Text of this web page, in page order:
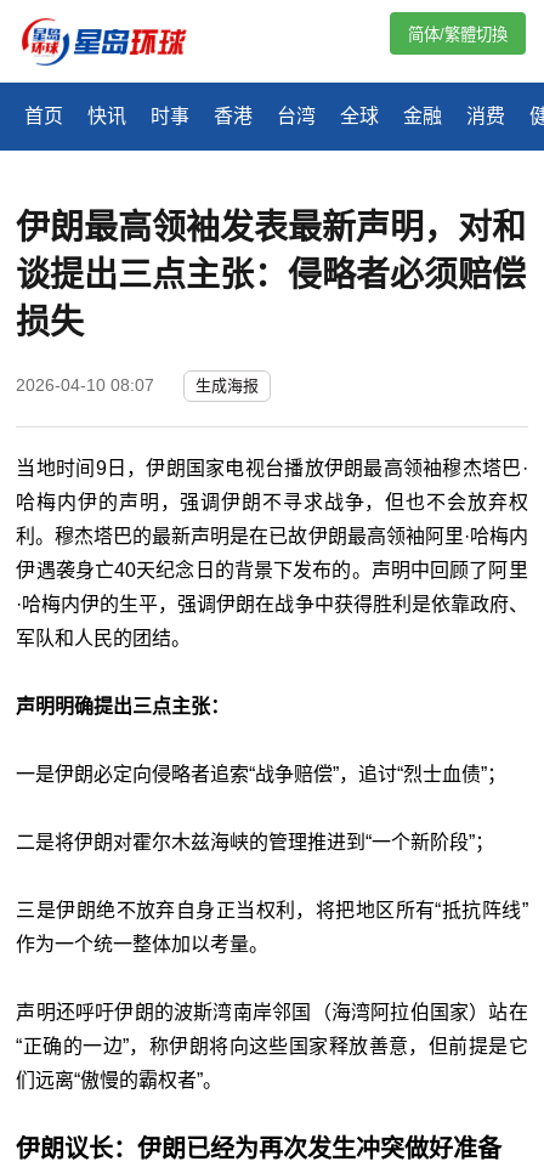
首页 快讯 时事 香港 台湾 全球 金融 消费
简体/繁體切換
伊朗最高领袖发表最新声明，对和
谈提出三点主张：侵略者必须赔偿
损失
2026-04-10 08:07 生成海报
当地时间9日，伊朗国家电视台播放伊朗最高领袖穆杰塔巴·
哈梅内伊的声明，强调伊朗不寻求战争，但也不会放弃权
利。穆杰塔巴的最新声明是在已故伊朗最高领袖阿里·哈梅内
伊遇袭身亡40天纪念日的背景下发布的。声明中回顾了阿里
·哈梅内伊的生平，强调伊朗在战争中获得胜利是依靠政府、
军队和人民的团结。
声明明确提出三点主张：
一是伊朗必定向侵略者追索“战争赔偿”，追讨“烈士血债”；
二是将伊朗对霍尔木兹海峡的管理推进到“一个新阶段”；
三是伊朗绝不放弃自身正当权利，将把地区所有“抵抗阵线”
作为一个统一整体加以考量。
声明还呼吁伊朗的波斯湾南岸邻国（海湾阿拉伯国家）站在
“正确的一边”，称伊朗将向这些国家释放善意，但前提是它
们远离“傲慢的霸权者”。
伊朗议长：伊朗已经为再次发生冲突做好准备